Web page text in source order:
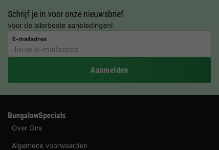
Schrijf je in voor onze nieuwsbrief
voor de allerbeste aanbiedingen!
E-mailadres
Aanmelden
BungalowSpecials
Over Ons
Algemene voorwaarden